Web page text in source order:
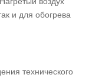
и для обогрева
технического